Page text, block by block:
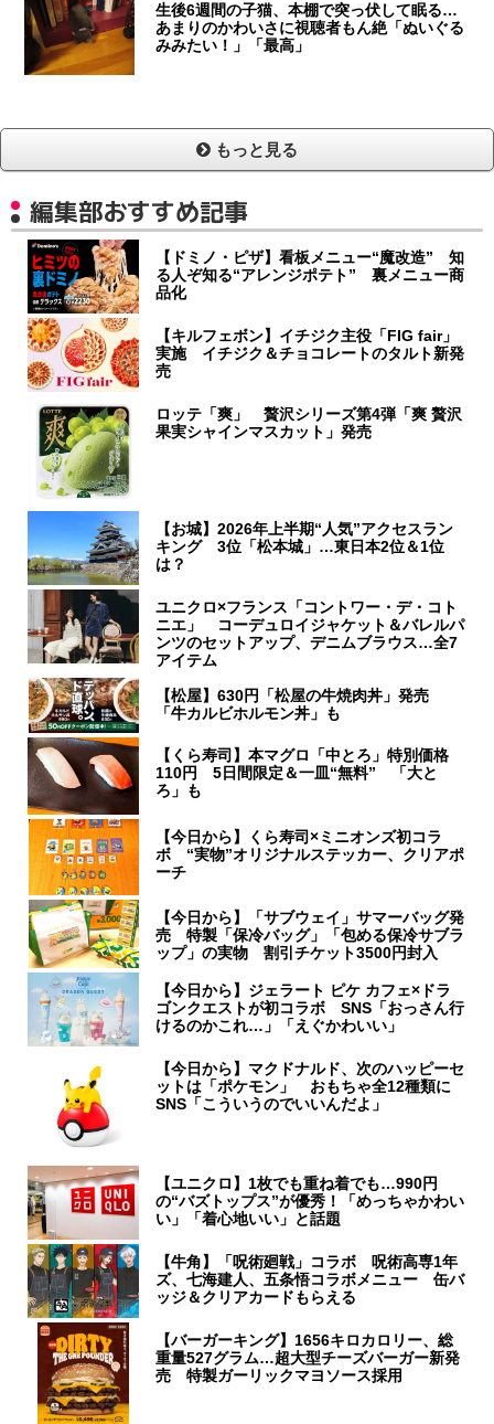
生後6週間の子猫、本棚で突っ伏して眠る…
あまりのかわいさに視聴者もん絶「ぬいぐる
みみたい！」「最高」
もっと見る
編集部おすすめ記事
【ドミノ・ピザ】看板メニュー“魔改造” 知
る人ぞ知る“アレンジポテト” 裏メニュー商
品化
【キルフェボン】イチジク主役「FIG fair」
実施 イチジク＆チョコレートのタルト新発
売
ロッテ「爽」 贅沢シリーズ第4弾「爽 贅沢
果実シャインマスカット」発売
【お城】2026年上半期“人気”アクセスラン
キング 3位「松本城」…東日本2位＆1位
は？
ユニクロ×フランス「コントワー・デ・コト
ニエ」 コーデュロイジャケット＆バレルパ
ンツのセットアップ、デニムブラウス…全7
アイテム
【松屋】630円「松屋の牛焼肉丼」発売
「牛カルビホルモン丼」も
【くら寿司】本マグロ「中とろ」特別価格
110円 5日間限定＆一皿“無料” 「大と
ろ」も
【今日から】くら寿司×ミニオンズ初コラ
ボ “実物”オリジナルステッカー、クリアポ
ーチ
【今日から】「サブウェイ」サマーバッグ発
売 特製「保冷バッグ」「包める保冷サブラ
ップ」の実物 割引チケット3500円封入
【今日から】ジェラート ピケ カフェ×ドラ
ゴンクエストが初コラボ SNS「おっさん行
けるのかこれ…」「えぐかわいい」
【今日から】マクドナルド、次のハッピーセ
ットは「ポケモン」 おもちゃ全12種類に
SNS「こういうのでいいんだよ」
【ユニクロ】1枚でも重ね着でも…990円
の“バズトップス”が優秀！「めっちゃかわい
い」「着心地いい」と話題
【牛角】「呪術廻戦」コラボ 呪術高専1年
ズ、七海建人、五条悟コラボメニュー 缶バ
ッジ＆クリアカードもらえる
【バーガーキング】1656キロカロリー、総
重量527グラム…超大型チーズバーガー新発
売 特製ガーリックマヨソース採用